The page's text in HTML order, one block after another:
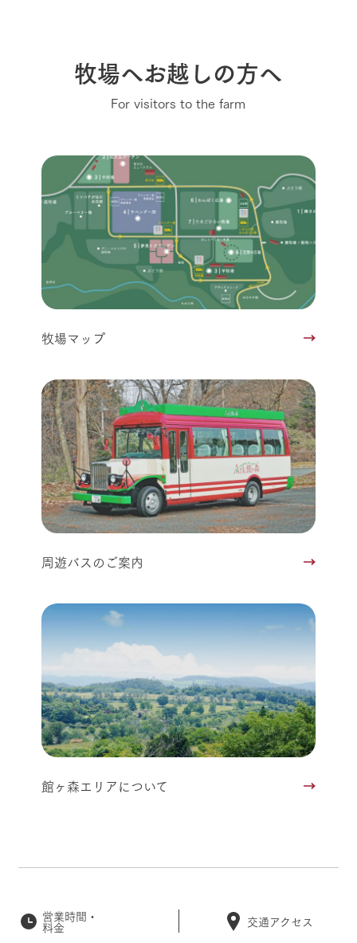
牧場へお越しの方へ
For visitors to the farm
牧場マップ
周遊バスのご案内
館ヶ森エリアについて
営業時間・
料金 交通アクセス